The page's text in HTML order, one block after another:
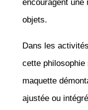
encouragent une
objets.
Dans les
cette philosophie
maquette
ajustée ou